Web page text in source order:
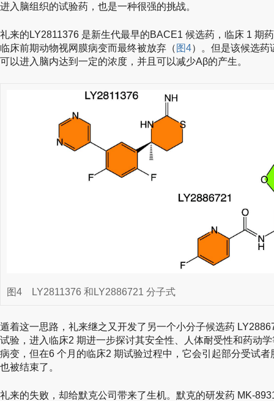
进入脑组织的试验药，也是一种很强的挑战。
礼来的LY2811376 是新生代最早的BACE1 候选药，临床 1 期
临床前期动物视网膜病变而最终被放弃（ 图4）。但是该候选药
可以进入脑内达到一定的浓度，并且可以减少Aβ的产生。
图4 LY2811376 和LY2886721 分子式
遁着这一思路，礼来继之又开发了另一个小分子候选药
试验，进入临床2 期进一步探讨其安全性、人体耐受性和药动
病变，但在6 个月的临床2 期试验过程中，它会引起部分受试
也被结束了。
礼来的失败，却给默克公司带来了生机。默克的研发药 MK-